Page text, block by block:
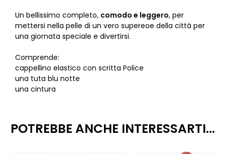
Un bellissimo completo, comodo e leggero, per
mettersi nella pelle di un vero supereoe della città per
una giornata speciale e divertirsi.
Comprende:
cappellino elastico con scritta Police
una tuta blu notte
una cintura
POTREBBE ANCHE INTERESSARTI...